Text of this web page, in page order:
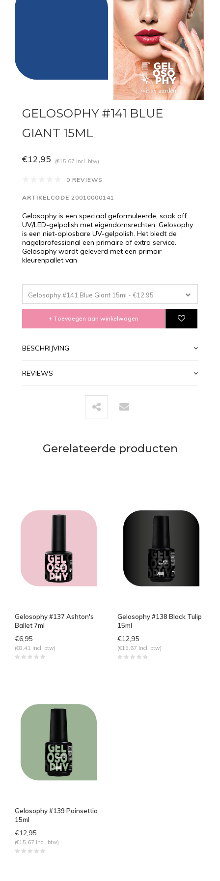
GELOSOPHY #141 BLUE
GIANT 15ML
€12,95 (€15,67 Incl. btw)
0 REVIEWS
ARTIKELCODE 20010000141
Gelosophy is een speciaal geformuleerde, soak off
UV/LED-gelpolish met eigendomsrechten. Gelosophy
is een niet-oplosbare UV-gelpolish. Het biedt de
nagelprofessional een primaire of extra service.
Gelosophy wordt geleverd met een primair
kleurenpallet van
Gelosophy #141 Blue Giant 15ml - €12,95
+ Toevoegen aan winkelwagen
BESCHRIJVING
REVIEWS
Gerelateerde producten
Gelosophy #137 Ashton's
Ballet 7ml
€6,95
(€8,41 Incl. btw)
Gelosophy #138 Black Tulip
15ml
€12,95
(€15,67 Incl. btw)
Gelosophy #139 Poinsettia
15ml
€12,95
(€15,67 Incl. btw)